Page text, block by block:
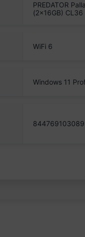
PREDATOR
(2x16GB) CL36
WiFi 6
Windows 11